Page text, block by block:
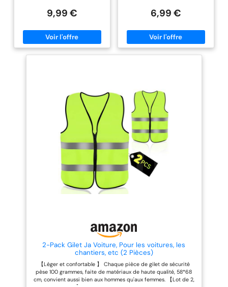
ou le brouillard. Reflective vest
imperméable, respirant et
confortable, et sa fabrication
soignée lui confère un confort
optimal, tant pour les hommes
réutilisations sans altérer ses
qualités réfléchissantes ni ses
performances. Gilet fluo est
léger, portable, confortable et ne
restreint pas la mobilité. Pliable,
il se range facilement dans votre
sac ou votre voiture. Le Gilet
fluorescent de sécurité est un
incontournable pour les
conducteurs, les ouvriers du
bâtiment et les personnes
pratiquant des activités de
plein air nocturnes. Il renforce la
sécurité, réduit les risques et
9,99 €
marche, course à pied, vélo,
snowboard, équitation,
promenades canines etc.
Matériaux : gilet de sécurité
sangles de gilet de sécurité sont
respirantes, légères et
confortables. Gilet réglable: Taille
unique, taille et bandoulière
réglables, vous n'avez pas à vous
soucier de la taille. vous pouvez
ajuster rapidement la taille et les
épaules, garder la forme qui
reste et ne pas bouger lors des
activités: ensemble 1 pièces, vert
fluorescent . Gilet Haute
Visibilité:gilets réfléchissants
plus dans toutes les conditions
Lorsque vous pratiquez des
activités de plein air et te
garder en sécurité.
6,99 €
2-Pack Gilet Ja Voiture, Pour les voitures, les
chantiers, etc (2 Pièces)
【Léger et confortable 】 Chaque pièce de gilet de sécurité
pèse 100 grammes, faite de matériaux de haute qualité, 58*68
cm, convient aussi bien aux hommes qu'aux femmes. 【Lot de 2,